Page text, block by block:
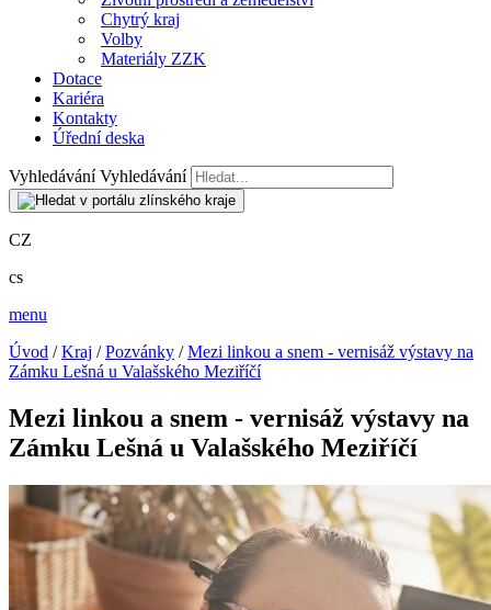
Chytrý kraj
Volby
Materiály ZZK
Dotace
Kariéra
Kontakty
Úřední deska
Vyhledávání Vyhledávání
CZ
cs
menu
Úvod /Kraj /Pozvánky /Mezi linkou a snem - vernisáž výstavy na
Zámku Lešná u Valašského Meziříčí
Mezi linkou a snem - vernisáž výstavy na
Zámku Lešná u Valašského Meziříčí